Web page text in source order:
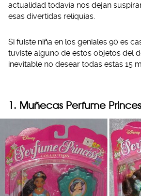
actualidad todavía nos dejan
esas divertidas reliquias.
Si fuiste niña en los geniales 90 es
tuviste alguno de estos objetos del
inevitable no desear todas estas 15
1. Muñecas Perfume